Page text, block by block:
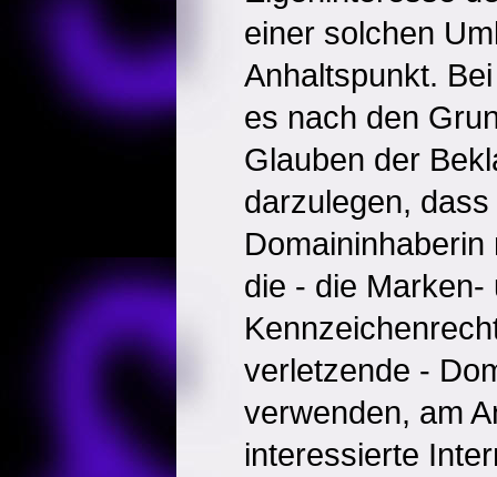
einer solchen
Anhaltspunkt.
es nach den
Glauben der
darzulegen,
die - die Marken-
verletzende -
verwenden, am
interessierte